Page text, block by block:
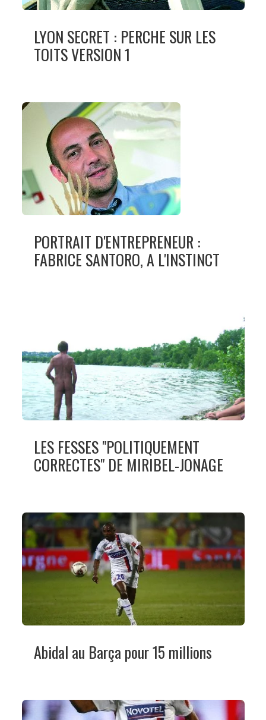
LYON SECRET : PERCHE SUR LES
TOITS VERSION 1
PORTRAIT D'ENTREPRENEUR :
FABRICE SANTORO, A L'INSTINCT
LES FESSES "POLITIQUEMENT
CORRECTES" DE MIRIBEL-JONAGE
Abidal au Barça pour 15 millions